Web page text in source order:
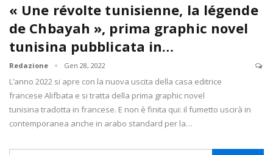
« Une révolte tunisienne, la légende
de Chbayah », prima graphic novel
tunisina pubblicata in…
Redazione Gen 28, 2022
L’anno 2022 si apre con la nuova uscita della casa editrice
francese Alifbata e si tratta della prima graphic novel
tunisina tradotta in francese. E non è finita qui: il fumetto uscirà in
contemporanea anche in arabo standard per la…